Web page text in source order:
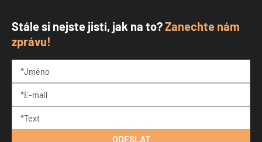
Stále si nejste jistí, jak na to?Zanechte nám
zprávu!